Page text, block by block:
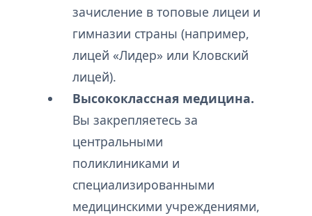
зачисление в топовые лицеи и
гимназии страны (например,
лицей «Лидер» или Кловский
лицей).
Высококлассная медицина.
Вы закрепляетесь за
центральными
поликлиниками и
специализированными
медицинскими учреждениями,